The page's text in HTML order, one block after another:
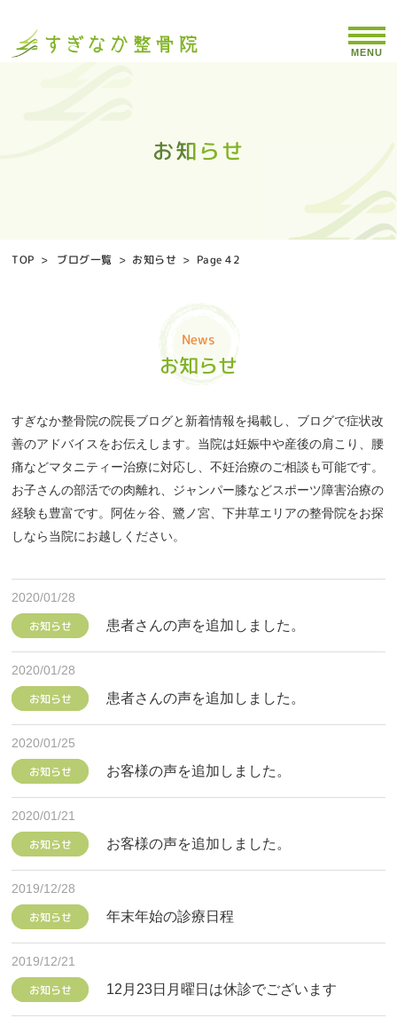
お知らせ
お知らせ
お知らせ
お知らせ
お知らせ
お知らせ
お知らせ
お知らせ
お知らせ
お知らせ
お知らせ
お知らせ
お知らせ
お知らせ
お知らせ
お知らせ
お知らせ
お知らせ
お知らせ
お知らせ
お知らせ
お知らせ
お知らせ
お知らせ
お知らせ
お知らせ
お知らせ
お知らせ
お知らせ
お知らせ
お知らせ
お知らせ
お知らせ
お知らせ
お知らせ
MENU
TOP > ブログ一覧 > お知らせ > Page 42
News
お知らせ
すぎなか整骨院の院長ブログと新着情報を掲載し、ブログで症状改
善のアドバイスをお伝えします。当院は妊娠中や産後の肩こり、腰
痛などマタニティー治療に対応し、不妊治療のご相談も可能です。
お子さんの部活での肉離れ、ジャンパー膝などスポーツ障害治療の
経験も豊富です。阿佐ヶ谷、鷺ノ宮、下井草エリアの整骨院をお探
しなら当院にお越しください。
2020/01/28
お知らせ 患者さんの声を追加しました。
2020/01/28
お知らせ 患者さんの声を追加しました。
2020/01/25
お知らせ お客様の声を追加しました。
2020/01/21
お知らせ お客様の声を追加しました。
2019/12/28
お知らせ 年末年始の診療日程
2019/12/21
お知らせ 12月23日月曜日は休診でございます